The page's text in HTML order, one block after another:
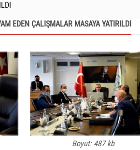
EDEN ÇALIŞMALAR MASAYA YATIRILDI
Boyut: 487 kb